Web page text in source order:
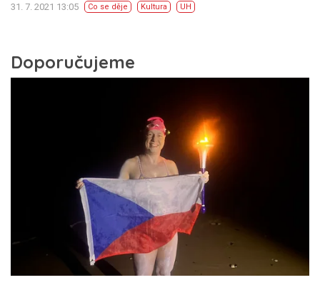
31. 7. 2021 13:05 Co se děje Kultura UH